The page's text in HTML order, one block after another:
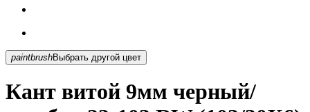
paintbrush Выбрать другой цвет
Кант витой 9мм черный/